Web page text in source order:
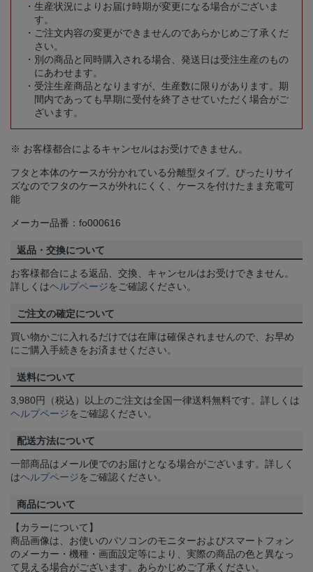
生産状況によりお届け時期が変更になる場合がございま
す。
ご注文内容の変更ができませんのであらかじめご了承くだ
さい。
別の商品と同時購入される場合、発送日は受注生産のもの
にあわせます。
受注生産商品となりますが、生産数に限りがあります。期
間内であっても早期に受付を終了させていただく場合がご
ざいます。
※ お客様都合によるキャンセルはお受けできません。
フタと本体のケースが分かれている分離型タイプ。ぴったりサイ
ズなのでフタのケースが外れにくく、ケースを付けたまま充電可
能
メーカー品番：fo000616
返品・交換について
お客様都合による返品、交換、キャンセルはお受けできません。
詳しくはヘルプページをご確認ください。
ご注文の確定について
買い物かごに入れるだけでは在庫は確保されませんので、お早め
にご購入手続きをお済ませください。
送料について
3,980円（税込）以上のご注文は全国一律送料無料です。詳しくは
ヘルプページをご確認ください。
配送方法について
一部商品はメール便でのお届けとなる場合がございます。詳しく
はヘルプページをご確認ください。
商品について
【カラーについて】
商品画像は、お使いのパソコンのモニターおよびスマートフォン
のメーカー・機種・画面設定等により、実際の商品の色と異なっ
て見える場合がございます。あらかじめご了承ください。